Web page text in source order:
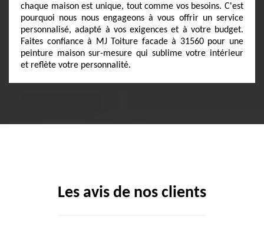
chaque maison est unique, tout comme vos besoins. C'est
pourquoi nous nous engageons à vous offrir un service
personnalisé, adapté à vos exigences et à votre budget.
Faites confiance à MJ Toiture facade à 31560 pour une
peinture maison sur-mesure qui sublime votre intérieur
et reflète votre personnalité.
Les avis de nos clients